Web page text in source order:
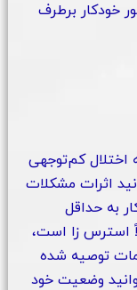
خودکار برطرف
اختلال کم‌توجهی
اثرات مشکلات
به حداقل
استرس زا است،
توصیه شده
وضعیت خود